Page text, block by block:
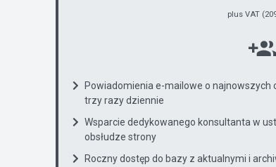
plus VAT
Powiadomienia e-mailowe o najnowszych
trzy razy dziennie
Wsparcie dedykowanego konsultanta w
obsłudze strony
Roczny dostęp do bazy z aktualnymi i